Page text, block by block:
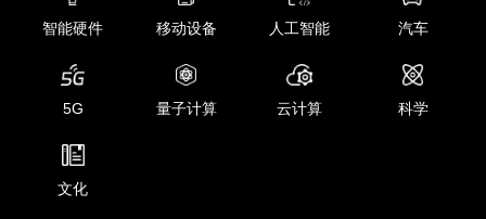
智能硬件 移动设备 人工智能 汽车
5G 量子计算 云计算 科学
文化